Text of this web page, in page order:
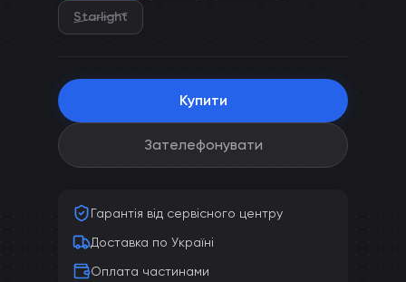
Starlight
Купити
Зателефонувати
Гарантія від сервісного центру
Доставка по Україні
Оплата частинами